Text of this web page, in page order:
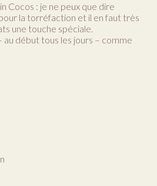
Cocos : je ne peux que dire
la torréfaction et il en faut très
une touche spéciale.
au début tous les jours – comme